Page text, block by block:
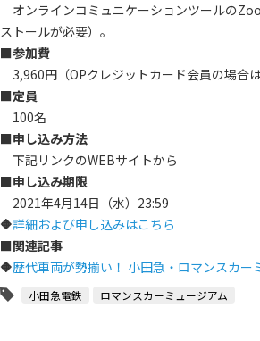
オンラインコミュニケーションツールの
ストールが必要）。
■参加費
3,960円（OPクレジットカード会員の場合は
■定員
100名
■申し込み方法
下記リンクのWEBサイトから
■申し込み期限
2021年4月14日（水）23:59
🔶詳細および申し込みはこちら
■関連記事
🔶歴代車両が勢揃い！ 小田急・ロマンスカー
小田急電鉄 ロマンスカーミュージアム